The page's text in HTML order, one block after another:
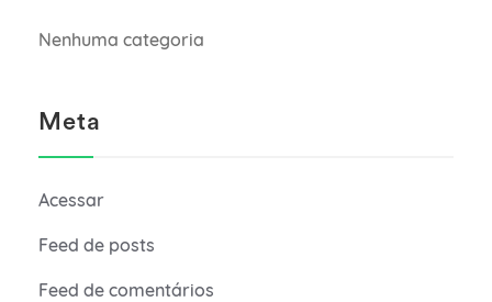
Nenhuma categoria
Meta
Acessar
Feed de posts
Feed de comentários